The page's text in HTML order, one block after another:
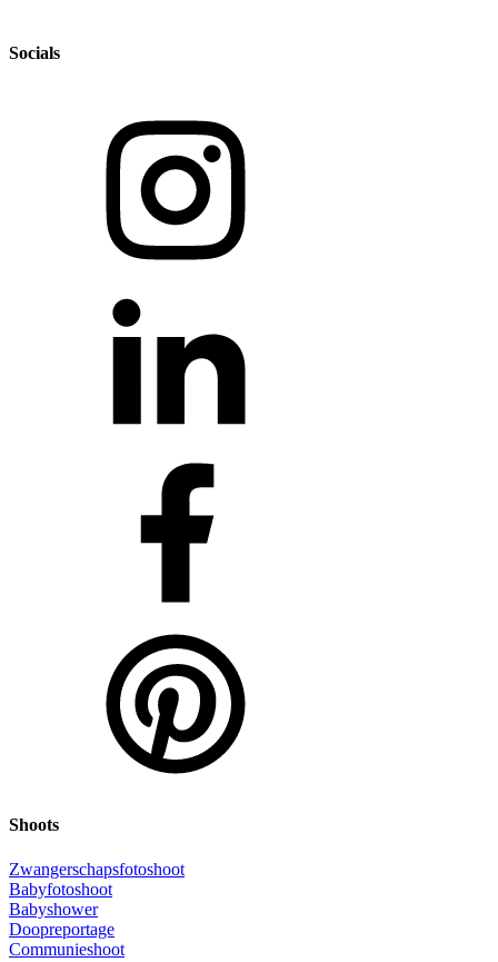
Socials
Shoots
Zwangerschapsfotoshoot
Babyfotoshoot
Babyshower
Doopreportage
Communieshoot